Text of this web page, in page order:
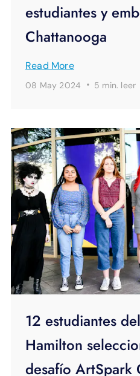
estudiantes y
Chattanooga
Read More
08 May 2024 · 5 min. leer
12 estudiantes
Hamilton
desafío ArtSpark